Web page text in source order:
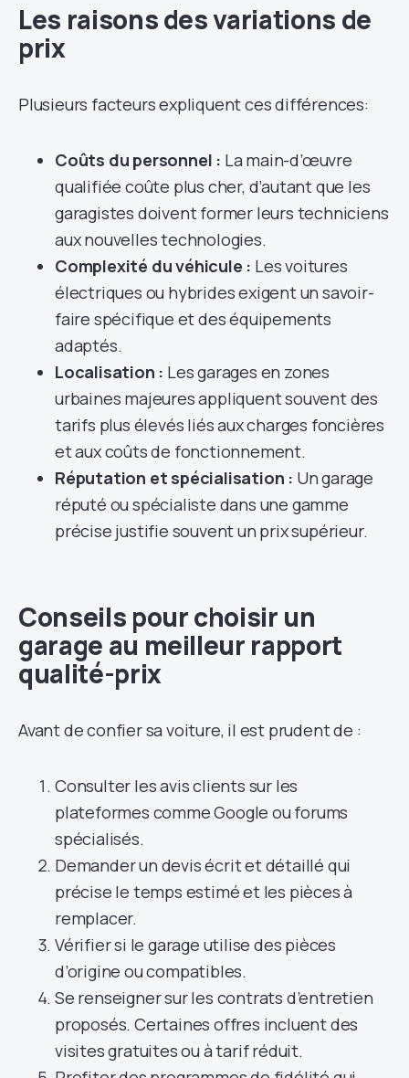
Les raisons des variations de
prix
Plusieurs facteurs expliquent ces différences:
Coûts du personnel : La main-d’œuvre
qualifiée coûte plus cher, d’autant que les
garagistes doivent former leurs techniciens
aux nouvelles technologies.
Complexité du véhicule : Les voitures
électriques ou hybrides exigent un savoir-
faire spécifique et des équipements
adaptés.
Localisation : Les garages en zones
urbaines majeures appliquent souvent des
tarifs plus élevés liés aux charges foncières
et aux coûts de fonctionnement.
Réputation et spécialisation : Un garage
réputé ou spécialiste dans une gamme
précise justifie souvent un prix supérieur.
Conseils pour choisir un
garage au meilleur rapport
qualité-prix
Avant de confier sa voiture, il est prudent de :
Consulter les avis clients sur les
plateformes comme Google ou forums
spécialisés.
Demander un devis écrit et détaillé qui
précise le temps estimé et les pièces à
remplacer.
Vérifier si le garage utilise des pièces
d’origine ou compatibles.
Se renseigner sur les contrats d’entretien
proposés. Certaines offres incluent des
visites gratuites ou à tarif réduit.